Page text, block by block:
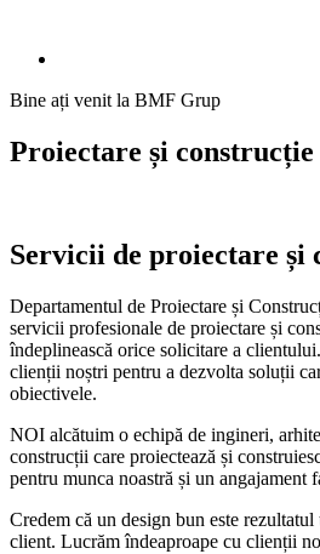
Bine ați venit la BMF Grup
Proiectare și construcție
Servicii de proiectare și
Departamentul de Proiectare și
servicii profesionale de proiectare și
îndeplinească orice solicitare a
clienții noștri pentru a dezvolta soluții
obiectivele.
NOI alcătuim o echipă de ingineri,
construcții care proiectează și
pentru munca noastră și un angajament
Credem că un design bun este
client. Lucrăm îndeaproape cu clienții